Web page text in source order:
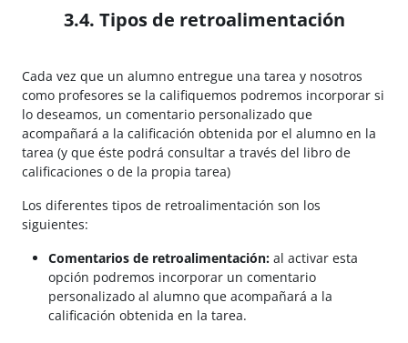
3.4. Tipos de retroalimentación
Cada vez que un alumno entregue una tarea y nosotros
como profesores se la califiquemos podremos incorporar si
lo deseamos, un comentario personalizado que
acompañará a la calificación obtenida por el alumno en la
tarea (y que éste podrá consultar a través del libro de
calificaciones o de la propia tarea)
Los diferentes tipos de retroalimentación son los
siguientes:
Comentarios de retroalimentación:al activar esta
opción podremos incorporar un comentario
personalizado al alumno que acompañará a la
calificación obtenida en la tarea.